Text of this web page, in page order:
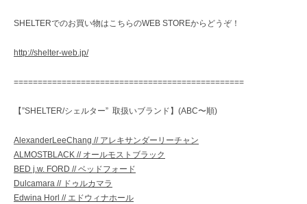
SHELTERでのお買い物はこちらのWEB STOREからどうぞ！
http://shelter-web.jp/
================================================
【”SHELTER/シェルター” 取扱いブランド】(ABC〜順)
AlexanderLeeChang // アレキサンダーリーチャン
ALMOSTBLACK // オールモストブラック
BED j.w. FORD // ベッドフォード
Dulcamara // ドゥルカマラ
Edwina Horl // エドウィナホール